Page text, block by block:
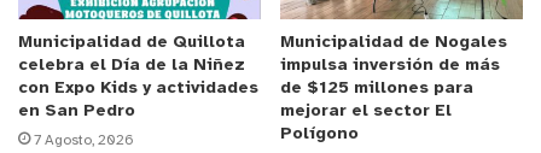
vestuario, zapatos y joyería que a todas las
mujeres nos gusta”.
Las entradas para asistir este viernes y sábado a
la Expo Mundo Tacones se pueden adquirir en
Municipalidad de Quillota
celebra el Día de la Niñez
con Expo Kids y actividades
en San Pedro
7 Agosto, 2026
Municipalidad de Nogales
impulsa inversión de más
de $125 millones para
mejorar el sector El
Polígono